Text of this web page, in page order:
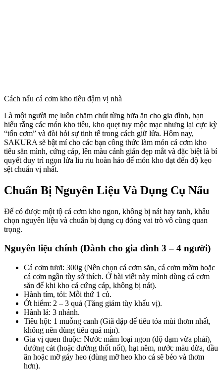
Cách nấu cá cơm kho tiêu đậm vị nhà
Là một người mẹ luôn chăm chút từng bữa ăn cho gia đình, bạn
hiểu rằng các món kho tiêu, kho quẹt tuy mộc mạc nhưng lại cực kỳ
“tốn cơm” và đòi hỏi sự tinh tế trong cách giữ lửa. Hôm nay,
SAKURA sẽ bật mí cho các bạn công thức làm món cá cơm kho
tiêu săn mình, cứng cáp, lên màu cánh gián đẹp mắt và đặc biệt là bí
quyết duy trì ngọn lửa liu riu hoàn hảo để món kho đạt đến độ kẹo
sệt chuẩn vị nhất.
Chuẩn Bị Nguyên Liệu Và Dụng Cụ Nấu
Để có được một tộ cá cơm kho ngon, không bị nát hay tanh, khâu
chọn nguyên liệu và chuẩn bị dụng cụ đóng vai trò vô cùng quan
trọng.
Nguyên liệu chính (Dành cho gia đình 3 – 4 người)
Cá cơm tươi: 300g (Nên chọn cá cơm săn, cá cơm mờm hoặc
cá cơm ngần tùy sở thích. Ở bài viết này mình dùng cá cơm
săn để khi kho cá cứng cáp, không bị nát).
Hành tím, tỏi: Mỗi thứ 1 củ.
Ớt hiểm: 2 – 3 quả (Tăng giảm tùy khẩu vị).
Hành lá: 3 nhánh.
Tiêu hột: 1 muỗng canh (Giã dập để tiêu tỏa mùi thơm nhất,
không nên dùng tiêu quá mịn).
Gia vị quen thuộc: Nước mắm loại ngon (độ đạm vừa phải),
đường cát (hoặc đường thốt nốt), hạt nêm, nước màu dừa, dầu
ăn hoặc mỡ gáy heo (dùng mỡ heo kho cá sẽ béo và thơm
hơn).